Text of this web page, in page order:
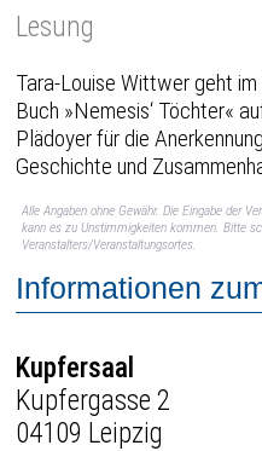
Lesung
Tara-Louise Wittwer geht
Buch »Nemesis‘ Töchter«
Plädoyer für die
Geschichte und
Alle Angaben ohne Gewähr. Die Eingabe der
kann es zu Unstimmigkeiten kommen. Bitte
Veranstalters/Veranstaltungsortes.
Informationen
Kupfersaal
Kupfergasse 2
04109 Leipzig